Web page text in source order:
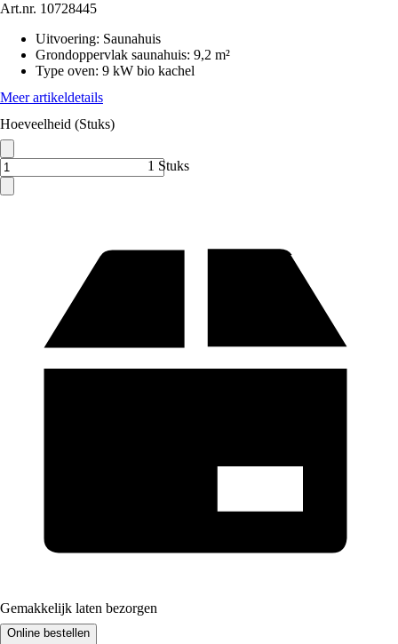
Art.nr. 10728445
Uitvoering: Saunahuis
Grondoppervlak saunahuis: 9,2 m²
Type oven: 9 kW bio kachel
Meer artikeldetails
Hoeveelheid (Stuks)
1 Stuks
Gemakkelijk laten bezorgen
Online bestellen